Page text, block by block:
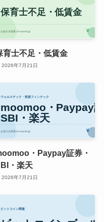
育士不足・低賃金
2026年7月21日
・Paypay証券・
・楽天
2026年7月21日